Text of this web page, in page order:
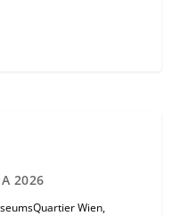
2026
Wien,